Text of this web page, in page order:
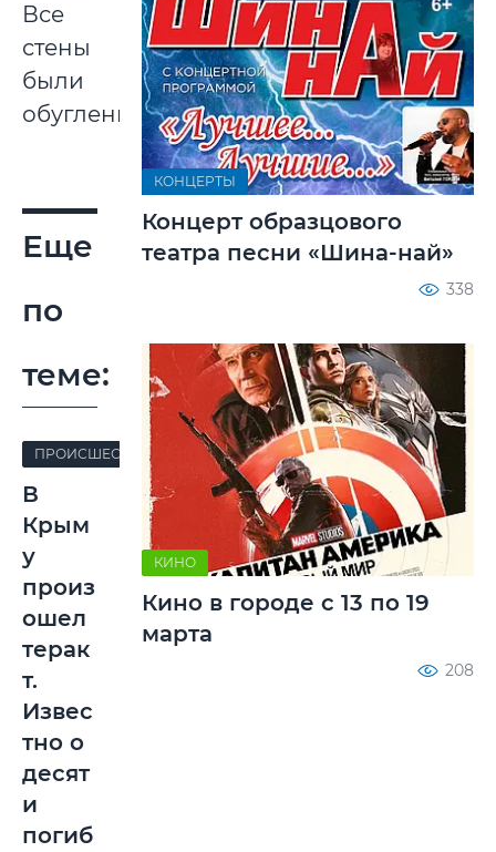
Все
стены
были
обугленными.
Еще
по
теме:
ПРОИСШЕСТВИЯ
В
Крым
у
произ
ошел
терак
т.
Извес
тно о
десят
и
погиб
КОНЦЕРТЫ
Концерт образцового
театра песни «Шина-най»
338
КИНО
Кино в городе с 13 по 19
марта
208